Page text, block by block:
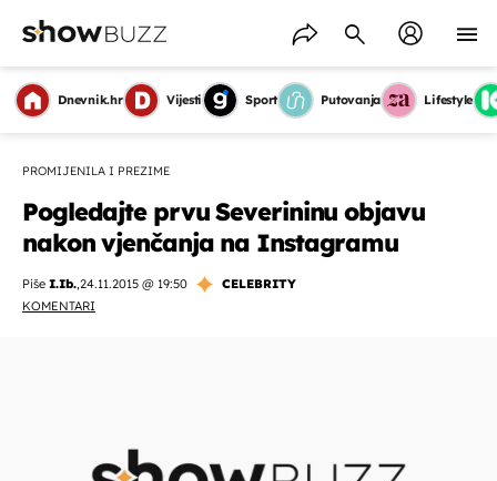
Dnevnik.hr Vijesti Sport Putovanja Lifestyle
PROMIJENILA I PREZIME
Pogledajte prvu Severininu objavu
nakon vjenčanja na Instagramu
Piše I.Ib.,24.11.2015 @ 19:50
CELEBRITY
KOMENTARI